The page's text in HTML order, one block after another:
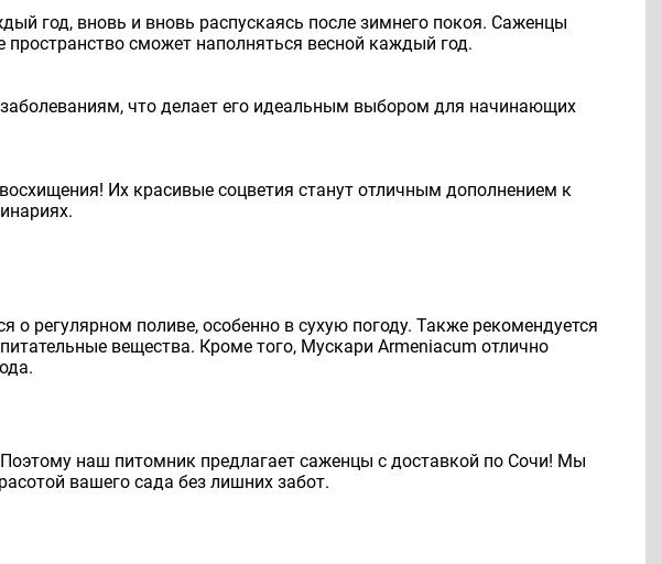
год, вновь и вновь распускаясь после зимнего покоя. Саженцы
пространство сможет наполняться весной каждый год.
что делает его идеальным выбором для начинающих
Их красивые соцветия станут отличным дополнением к
регулярном поливе, особенно в сухую погоду. Также рекомендуется
вещества. Кроме того, Мускари Armeniacum отлично
наш питомник предлагает саженцы с доставкой по Сочи! Мы
вашего сада без лишних забот.